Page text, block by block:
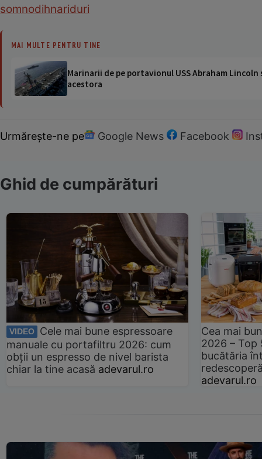
somnodihnariduri
MAI MULTE PENTRU TINE
Marinarii de pe portavionul USS Abraham
acestora
Urmărește-ne pe Google News Facebook
Ghid de cumpărături
VIDEO
Cele mai bune espressoare
manuale cu portafiltru 2026: cum
obții un espresso de nivel barista
chiar la tine acasă adevarul.ro
Cea mai
2026 –
bucătăria
adevarul.ro